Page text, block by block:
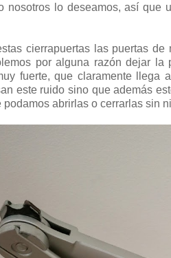
nosotros lo deseamos, así que
cierrapuertas las puertas
por alguna razón dejar
fuerte, que claramente llega
este ruido sino que además
podamos abrirlas o cerrarlas sin